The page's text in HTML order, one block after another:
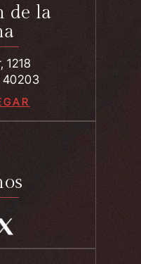
de la
1218
40203